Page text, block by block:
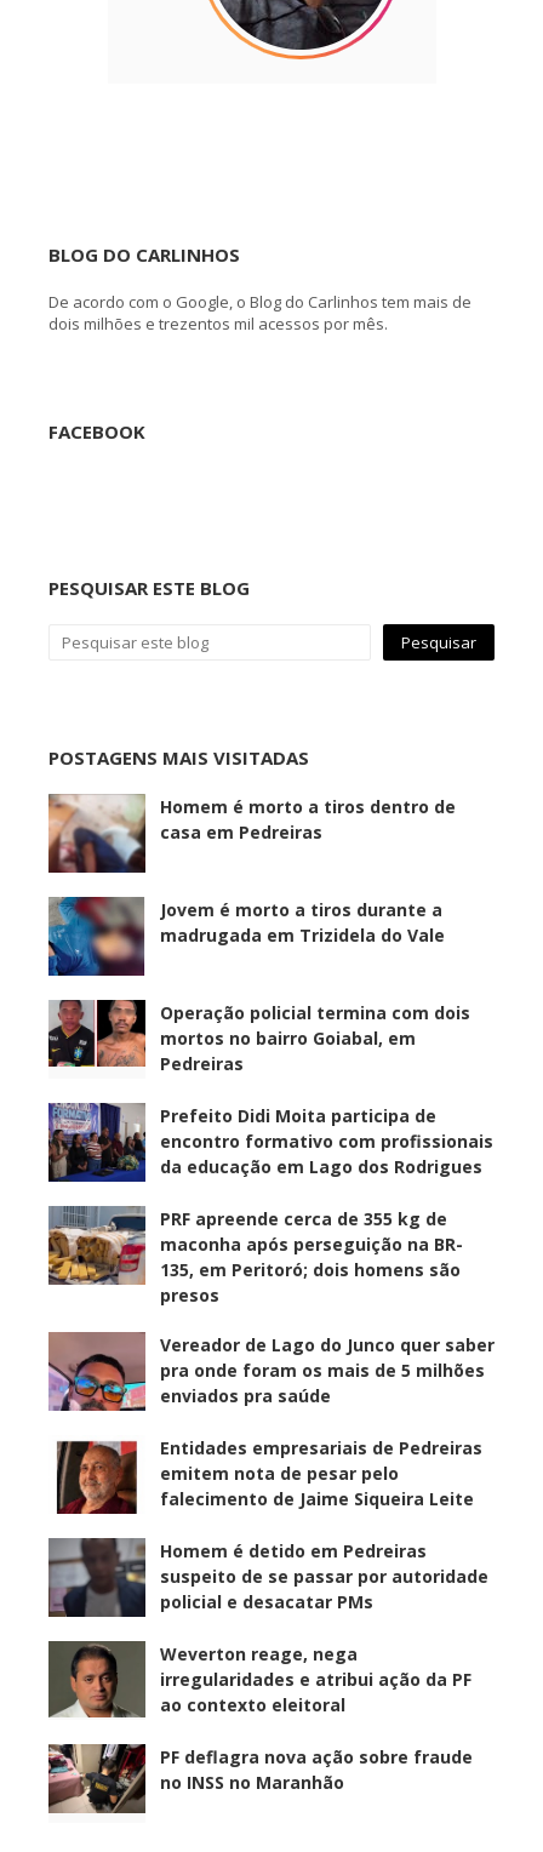
BLOG DO CARLINHOS
De acordo com o Google, o Blog do Carlinhos tem mais de
dois milhões e trezentos mil acessos por mês.
FACEBOOK
PESQUISAR ESTE BLOG
POSTAGENS MAIS VISITADAS
Homem é morto a tiros dentro de
casa em Pedreiras
Jovem é morto a tiros durante a
madrugada em Trizidela do Vale
Operação policial termina com dois
mortos no bairro Goiabal, em
Pedreiras
Prefeito Didi Moita participa de
encontro formativo com profissionais
da educação em Lago dos Rodrigues
PRF apreende cerca de 355 kg de
maconha após perseguição na BR-
135, em Peritoró; dois homens são
presos
Vereador de Lago do Junco quer saber
pra onde foram os mais de 5 milhões
enviados pra saúde
Entidades empresariais de Pedreiras
emitem nota de pesar pelo
falecimento de Jaime Siqueira Leite
Homem é detido em Pedreiras
suspeito de se passar por autoridade
policial e desacatar PMs
Weverton reage, nega
irregularidades e atribui ação da PF
ao contexto eleitoral
PF deflagra nova ação sobre fraude
no INSS no Maranhão